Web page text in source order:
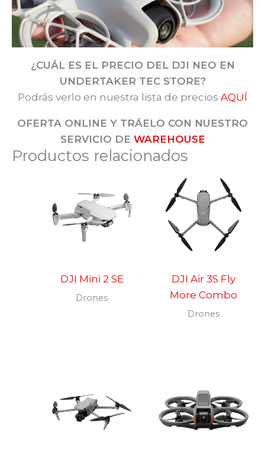
¿CUÁL ES EL PRECIO DEL DJI NEO EN
UNDERTAKER TEC STORE?
Podrás verlo en nuestra lista de precios AQUÍ
OFERTA ONLINE Y TRÁELO CON NUESTRO
SERVICIO DE WAREHOUSE
Productos relacionados
DJI Mini 2 SE
Drones
DJI Air 3S Fly
More Combo
Drones